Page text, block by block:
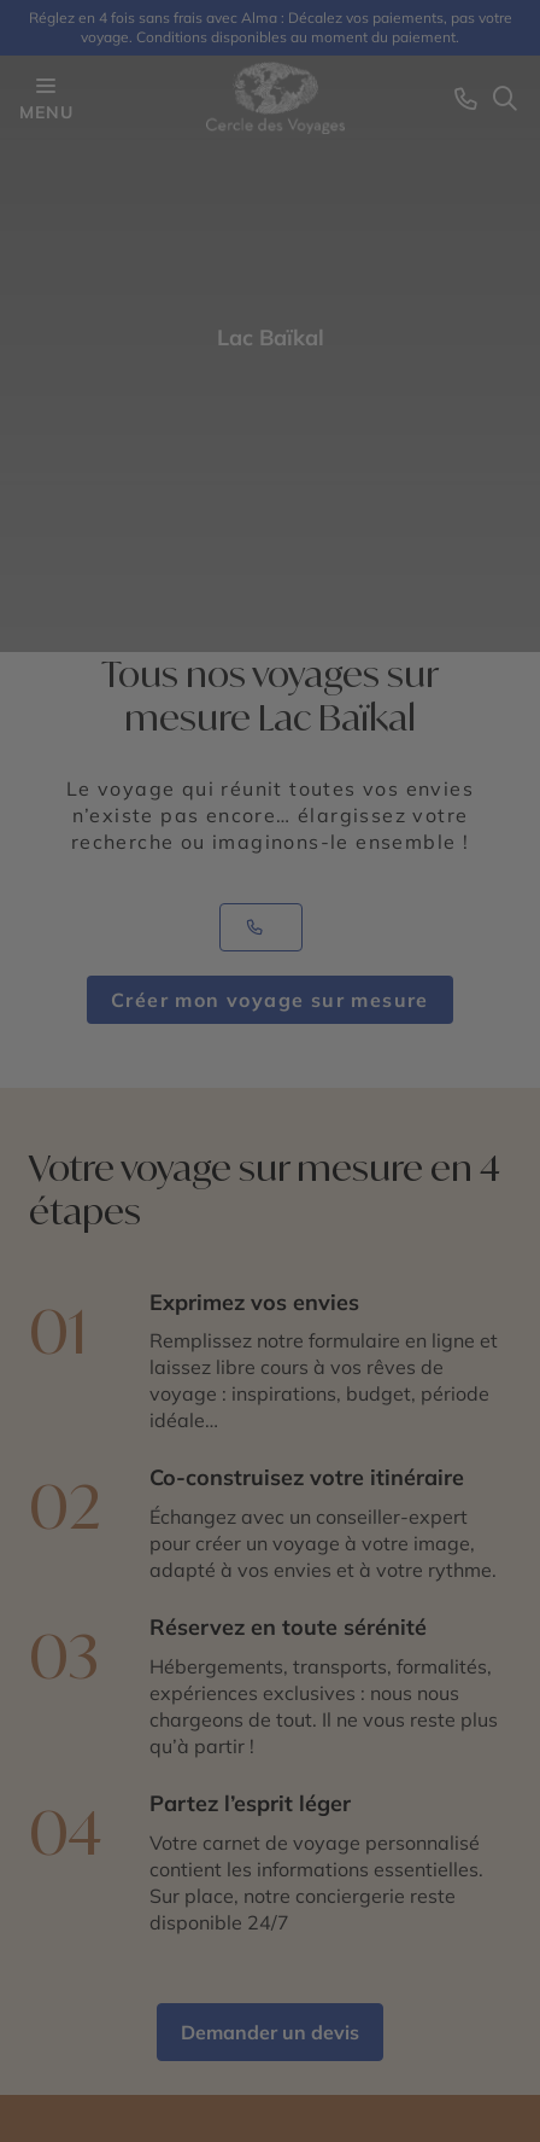
Réglez en 4 fois sans frais avec Alma : Décalez vos paiements, pas votre
voyage. Conditions disponibles au moment du paiement.
MENU
Lac Baïkal
Tous nos voyages sur
mesure Lac Baïkal
Le voyage qui réunit toutes vos envies
n’existe pas encore… élargissez votre
recherche ou imaginons-le ensemble !
Créer mon voyage sur mesure
Votre voyage sur mesure en 4
étapes
01 Exprimez vos envies
Remplissez notre formulaire en ligne et
laissez libre cours à vos rêves de
voyage : inspirations, budget, période
idéale…
02 Co-construisez votre itinéraire
Échangez avec un conseiller-expert
pour créer un voyage à votre image,
adapté à vos envies et à votre rythme.
03 Réservez en toute sérénité
Hébergements, transports, formalités,
expériences exclusives : nous nous
chargeons de tout. Il ne vous reste plus
qu’à partir !
04 Partez l’esprit léger
Votre carnet de voyage personnalisé
contient les informations essentielles.
Sur place, notre conciergerie reste
disponible 24/7
Demander un devis